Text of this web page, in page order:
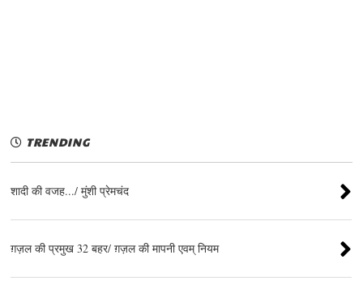
TRENDING
शादी की वजह.../ मुंशी प्रेमचंद
ग़ज़ल की प्रमुख 32 बहर/ ग़ज़ल की मापनी एवम् नियम